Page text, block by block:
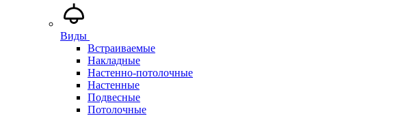
Виды
Встраиваемые
Накладные
Настенно-потолочные
Настенные
Подвесные
Потолочные